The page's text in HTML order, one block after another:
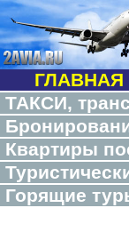
ГЛАВНАЯ
ТАКСИ,
Квартиры
Горящие